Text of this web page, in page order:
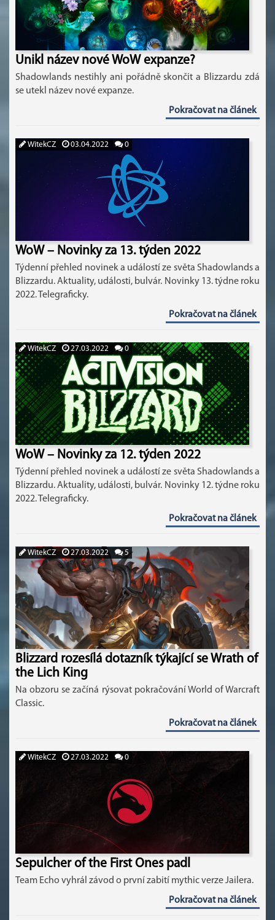
Unikl název nové WoW expanze?
Shadowlands nestihly ani pořádně skončit a Blizzardu zdá
se utekl název nové expanze.
Pokračovat na článek
WitekCZ 03.04.2022 0
WoW – Novinky za 13. týden 2022
Týdenní přehled novinek a událostí ze světa Shadowlands a
Blizzardu. Aktuality, události, bulvár. Novinky 13. týdne roku
2022. Telegraficky.
Pokračovat na článek
WitekCZ 27.03.2022 0
WoW – Novinky za 12. týden 2022
Týdenní přehled novinek a událostí ze světa Shadowlands a
Blizzardu. Aktuality, události, bulvár. Novinky 12. týdne roku
2022. Telegraficky.
Pokračovat na článek
WitekCZ 27.03.2022 5
Blizzard rozesílá dotazník týkající se Wrath of
the Lich King
Na obzoru se začíná rýsovat pokračování World of Warcraft
Classic.
Pokračovat na článek
WitekCZ 27.03.2022 0
Sepulcher of the First Ones padl
Team Echo vyhrál závod o první zabití mythic verze Jailera.
Pokračovat na článek